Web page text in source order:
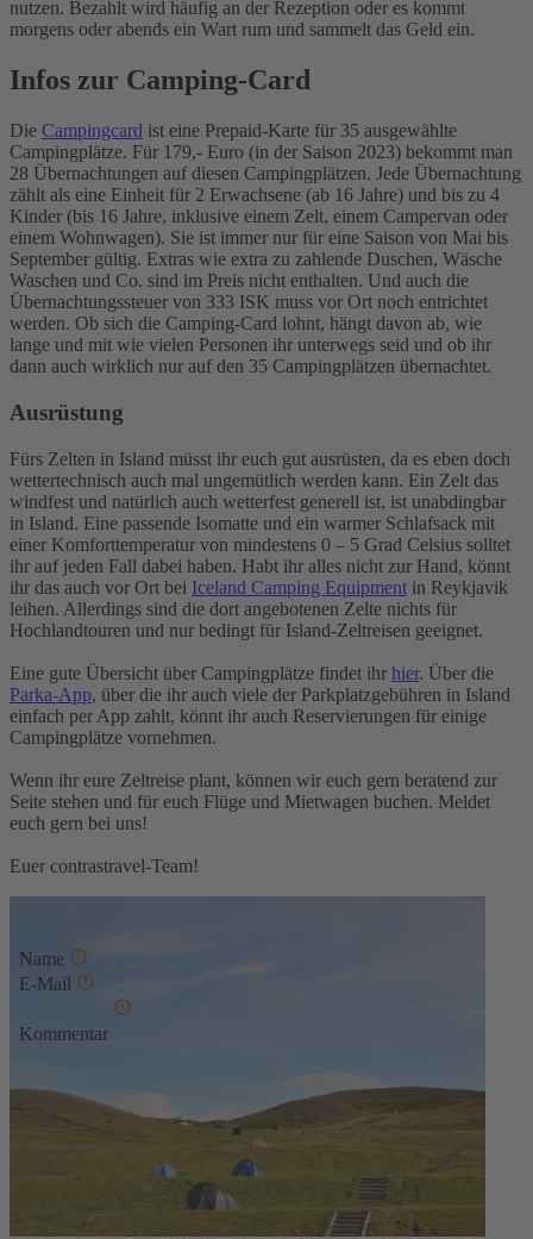
nutzen. Bezahlt wird häufig an der Rezeption oder es kommt
morgens oder abends ein Wart rum und sammelt das Geld ein.
Infos zur Camping-Card
Die Campingcard ist eine Prepaid-Karte für 35 ausgewählte
Campingplätze. Für 179,- Euro (in der Saison 2023) bekommt man
28 Übernachtungen auf diesen Campingplätzen. Jede Übernachtung
zählt als eine Einheit für 2 Erwachsene (ab 16 Jahre) und bis zu 4
Kinder (bis 16 Jahre, inklusive einem Zelt, einem Campervan oder
einem Wohnwagen). Sie ist immer nur für eine Saison von Mai bis
September gültig. Extras wie extra zu zahlende Duschen, Wäsche
Waschen und Co. sind im Preis nicht enthalten. Und auch die
Übernachtungssteuer von 333 ISK muss vor Ort noch entrichtet
werden. Ob sich die Camping-Card lohnt, hängt davon ab, wie
lange und mit wie vielen Personen ihr unterwegs seid und ob ihr
dann auch wirklich nur auf den 35 Campingplätzen übernachtet.
Ausrüstung
Fürs Zelten in Island müsst ihr euch gut ausrüsten, da es eben doch
wettertechnisch auch mal ungemütlich werden kann. Ein Zelt das
windfest und natürlich auch wetterfest generell ist, ist unabdingbar
in Island. Eine passende Isomatte und ein warmer Schlafsack mit
einer Komforttemperatur von mindestens 0 – 5 Grad Celsius solltet
ihr auf jeden Fall dabei haben. Habt ihr alles nicht zur Hand, könnt
ihr das auch vor Ort bei Iceland Camping Equipment in Reykjavik
leihen. Allerdings sind die dort angebotenen Zelte nichts für
Hochlandtouren und nur bedingt für Island-Zeltreisen geeignet.
Eine gute Übersicht über Campingplätze findet ihr hier. Über die
Parka-App, über die ihr auch viele der Parkplatzgebühren in Island
einfach per App zahlt, könnt ihr auch Reservierungen für einige
Campingplätze vornehmen.
Wenn ihr eure Zeltreise plant, können wir euch gern beratend zur
Seite stehen und für euch Flüge und Mietwagen buchen. Meldet
euch gern bei uns!
Euer contrastravel-Team!
Name
E-Mail
Kommentar
Absenden
15.01.2025, 19:47